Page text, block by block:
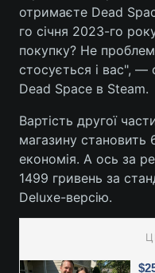
отримаєте Dead
го січня 2023-го
покупку? Не
стосується і вас", —
Dead Space в Steam.
Вартість другої
магазину становить
економія. А ось за
1499 гривень за
Deluxe-версію.